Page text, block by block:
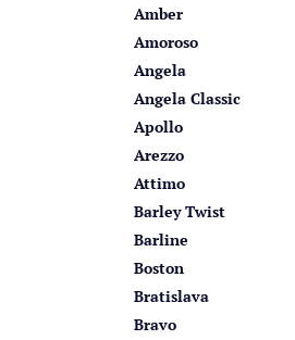
Amber
Amoroso
Angela
Angela Classic
Apollo
Arezzo
Attimo
Barley Twist
Barline
Boston
Bratislava
Bravo